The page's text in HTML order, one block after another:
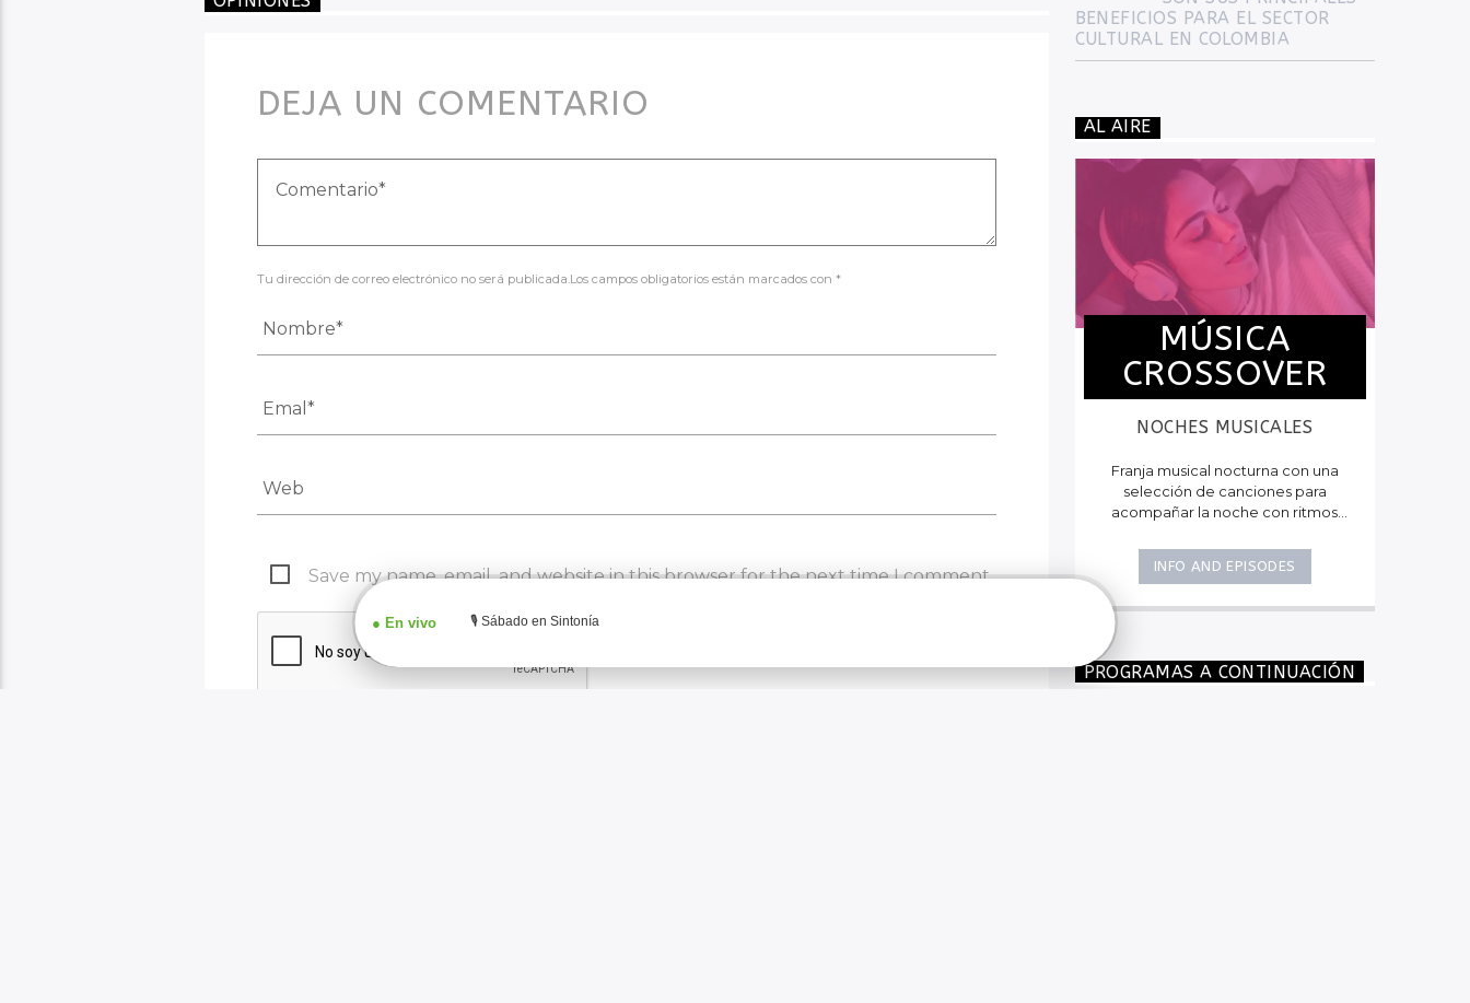
DEJA UN COMENTARIO
Tu dirección de correo electrónico no será publicada.Los campos obligatorios están marcados con *
Save my name, email, and website in this browser for the next time I comment.
BENEFICIOS PARA EL SECTOR
CULTURAL EN COLOMBIA
AL AIRE
MÚSICA
CROSSOVER
NOCHES MUSICALES
Franja musical nocturna con una
selección de canciones para
acompañar la noche con ritmos
radial.
INFO AND EPISODES
PROGRAMAS A CONTINUACIÓN